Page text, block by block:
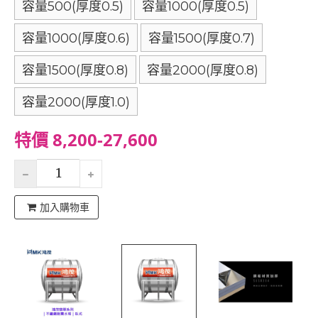
容量500(厚度0.5) 容量1000(厚度0.5)
容量1000(厚度0.6) 容量1500(厚度0.7)
容量1500(厚度0.8) 容量2000(厚度0.8)
容量2000(厚度1.0)
特價 8,200-27,600
加入購物車